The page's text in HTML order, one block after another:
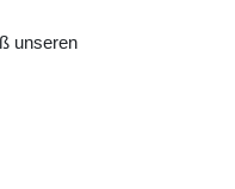
unseren